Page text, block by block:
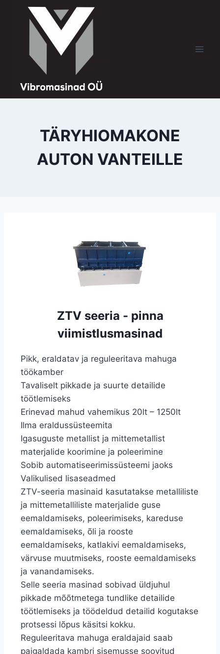
TÄRYHIOMAKONE
AUTON VANTEILLE
ZTV seeria - pinna
viimistlusmasinad
Pikk, eraldatav ja reguleeritava mahuga
töökamber
Tavaliselt pikkade ja suurte detailide
töötlemiseks
Erinevad mahud vahemikus 20lt – 1250lt
Ilma eraldussüsteemita
Igasuguste metallist ja mittemetallist
materjalide koorimine ja poleerimine
Sobib automatiseerimissüsteemi jaoks
Valikulised lisaseadmed
ZTV-seeria masinaid kasutatakse metalliliste
ja mittemetalliliste materjalide guse
eemaldamiseks, poleerimiseks, kareduse
eemaldamiseks, õli ja rooste
eemaldamiseks, katlakivi eemaldamiseks,
värvuse muutmiseks, rooste eemaldamiseks
ja vanandamiseks.
Selle seeria masinad sobivad üldjuhul
pikkade mõõtmetega tundlike detailide
töötlemiseks ja töödeldud detailid kogutakse
protsessi lõpus käsitsi kokku.
Reguleeritava mahuga eraldajaid saab
paigaldada kambri sisemusse soovitud